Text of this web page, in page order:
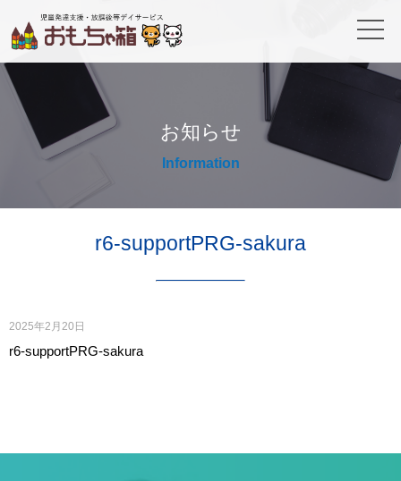
お知らせ
Information
r6-supportPRG-sakura
2025年2月20日
r6-supportPRG-sakura